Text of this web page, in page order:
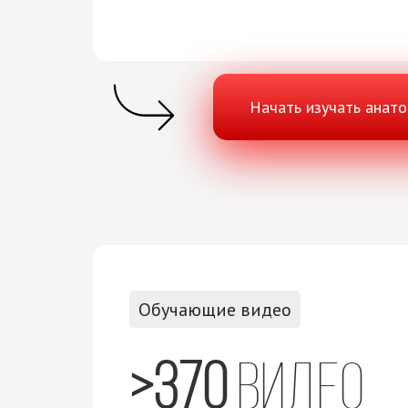
Начать изучать
Обучающие видео
>370видео